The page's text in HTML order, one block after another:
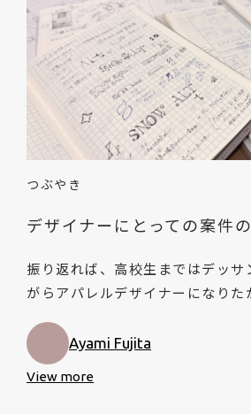
つぶやき
デザイナーにとっての案件
振り返れば、高校生まではデッサ
がらアパレルデザイナーになりた
Ayami Fujita
View more